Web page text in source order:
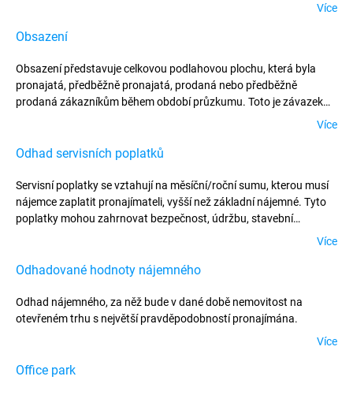
Více
Obsazení
Obsazení představuje celkovou podlahovou plochu, která byla
pronajatá, předběžně pronajatá, prodaná nebo předběžně
prodaná zákazníkům během období průzkumu. Toto je závazek
musejí být zaznamenány v období, ve kterém byly podepsány.
v takovém případě nedošlo ke změně obsazení.
Více
Odhad servisních poplatků
Servisní poplatky se vztahují na měsíční/roční sumu, kterou musí
nájemce zaplatit pronajímateli, vyšší než základní nájemné. Tyto
poplatky mohou zahrnovat bezpečnost, údržbu, stavební
pojištění, čištění společných prostorů, úpravy krajiny apod. Odhad
topení/elektrickou energii, které obvykle platí nájemce přímo,
Více
Odhadované hodnoty nájemného
Odhad nájemného, za něž bude v dané době nemovitost na
otevřeném trhu s největší pravděpodobností pronajímána.
Více
Office park